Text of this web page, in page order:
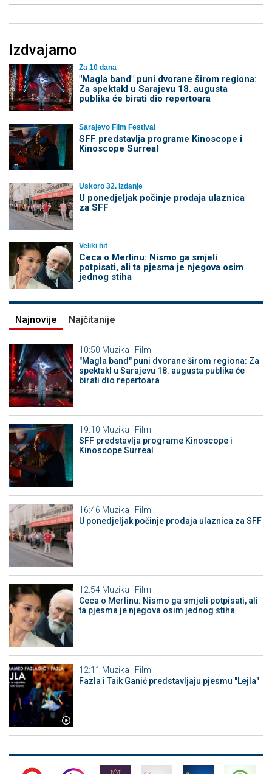
Izdvajamo
Za 10 dana
"Magla band" puni dvorane širom regiona:
Za spektakl u Sarajevu 18. augusta
publika će birati dio repertoara
Sarajevo Film Festival
SFF predstavlja programe Kinoscope i
Kinoscope Surreal
Uskoro 32. izdanje
U ponedjeljak počinje prodaja ulaznica
za SFF
Veliki hit
Ceca o Merlinu: Nismo ga smjeli
potpisati, ali ta pjesma je njegova osim
jednog stiha
Najnovije Najčitanije
10:50 Muzika i Film
"Magla band" puni dvorane širom regiona: Za
spektakl u Sarajevu 18. augusta publika će
birati dio repertoara
19:10 Muzika i Film
SFF predstavlja programe Kinoscope i
Kinoscope Surreal
16:46 Muzika i Film
U ponedjeljak počinje prodaja ulaznica za SFF
12:54 Muzika i Film
Ceca o Merlinu: Nismo ga smjeli potpisati, ali
ta pjesma je njegova osim jednog stiha
12:11 Muzika i Film
Fazla i Taik Ganić predstavljaju pjesmu "Lejla"